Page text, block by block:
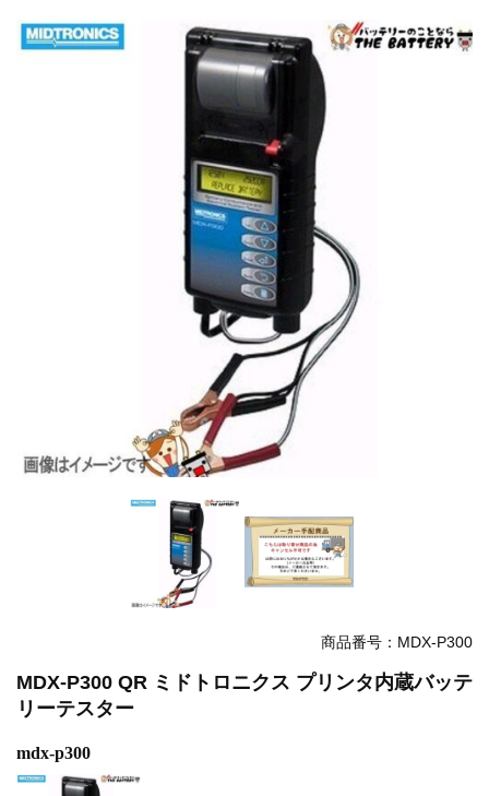
商品番号：MDX-P300
MDX-P300 QR ミドトロニクス プリンタ内蔵バッテ
リーテスター
mdx-p300